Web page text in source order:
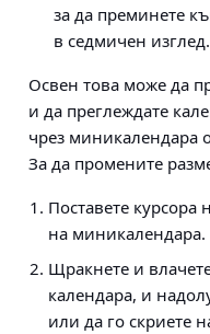
за да преминете
в седмичен изглед.
Освен това може да
и да преглеждате
чрез миникалендара
За да промените
Поставете
на миникалендара.
Щракнете и
календара, и
или да го скриете